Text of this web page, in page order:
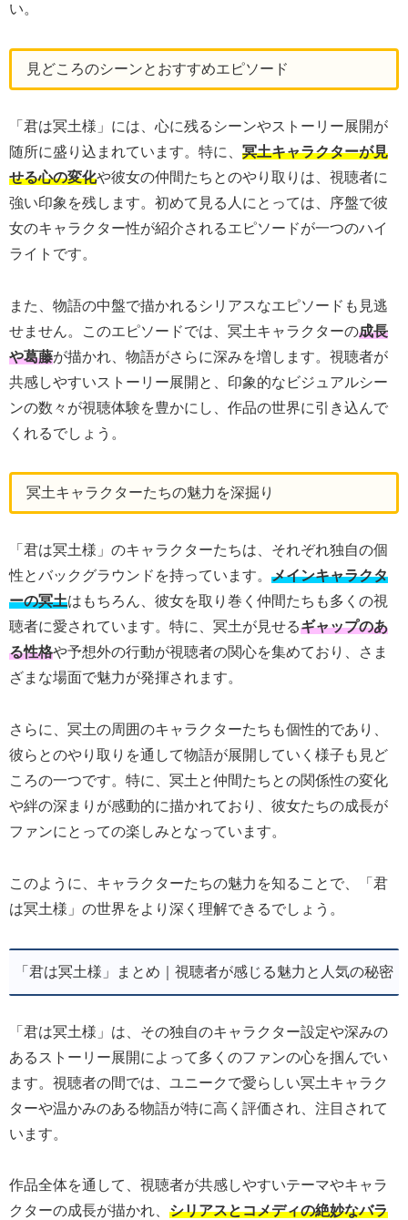
い。
見どころのシーンとおすすめエピソード
「君は冥土様」には、心に残るシーンやストーリー展開が
随所に盛り込まれています。特に、 冥土キャラクターが見
せる心の変化や彼女の仲間たちとのやり取りは、視聴者に
強い印象を残します。初めて見る人にとっては、序盤で彼
女のキャラクター性が紹介されるエピソードが一つのハイ
ライトです。
また、物語の中盤で描かれるシリアスなエピソードも見逃
せません。このエピソードでは、冥土キャラクターの成長
や葛藤が描かれ、物語がさらに深みを増します。視聴者が
共感しやすいストーリー展開と、印象的なビジュアルシー
ンの数々が視聴体験を豊かにし、作品の世界に引き込んで
くれるでしょう。
冥土キャラクターたちの魅力を深掘り
「君は冥土様」のキャラクターたちは、それぞれ独自の個
性とバックグラウンドを持っています。 メインキャラクタ
ーの冥土はもちろん、彼女を取り巻く仲間たちも多くの視
聴者に愛されています。特に、冥土が見せるギャップのあ
る性格や予想外の行動が視聴者の関心を集めており、さま
ざまな場面で魅力が発揮されます。
さらに、冥土の周囲のキャラクターたちも個性的であり、
彼らとのやり取りを通して物語が展開していく様子も見ど
ころの一つです。特に、冥土と仲間たちとの関係性の変化
や絆の深まりが感動的に描かれており、彼女たちの成長が
ファンにとっての楽しみとなっています。
このように、キャラクターたちの魅力を知ることで、「君
は冥土様」の世界をより深く理解できるでしょう。
「君は冥土様」まとめ｜視聴者が感じる魅力と人気の秘密
「君は冥土様」は、その独自のキャラクター設定や深みの
あるストーリー展開によって多くのファンの心を掴んでい
ます。視聴者の間では、ユニークで愛らしい冥土キャラク
ターや温かみのある物語が特に高く評価され、注目されて
います。
作品全体を通して、視聴者が共感しやすいテーマやキャラ
クターの成長が描かれ、 シリアスとコメディの絶妙なバラ